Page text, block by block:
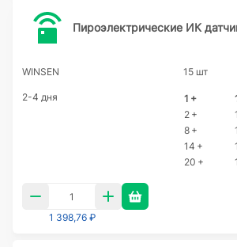
Пироэлектрические ИК
WINSEN 15 шт
2-4 дня 1 +
2 +
8 +
14 +
20 +
1 398,76 ₽